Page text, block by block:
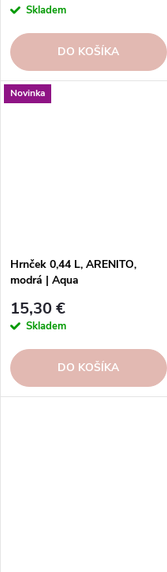
Skladem
DO KOŠÍKA
Novinka
Hrnček 0,44 L, ARENITO,
modrá | Aqua
15,30 €
Skladem
DO KOŠÍKA